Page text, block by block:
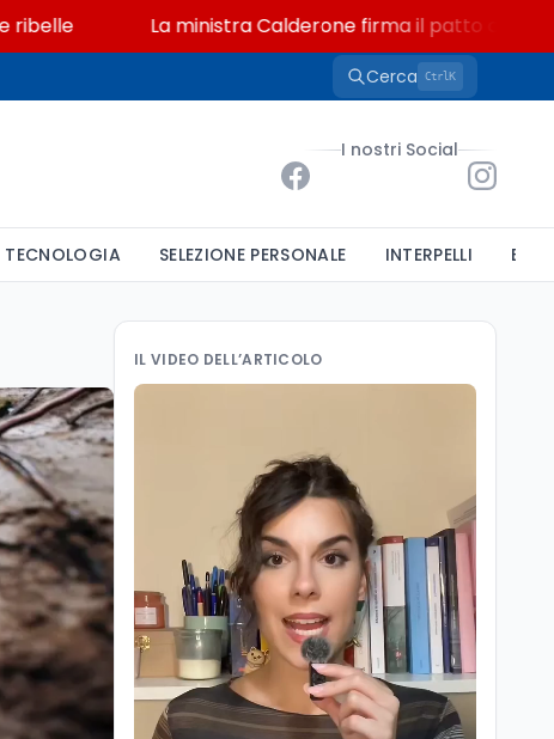
La ministra Calderone firma il patto con Asstel
Cerca CtrlK
I nostri Social
TECNOLOGIA SELEZIONE PERSONALE INTERPELLI
IL VIDEO DELL’ARTICOLO